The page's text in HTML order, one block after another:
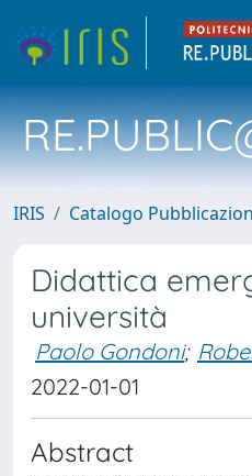
IRIS Catalogo
Didattica
università
Paolo Gondoni;
2022-01-01
Abstract